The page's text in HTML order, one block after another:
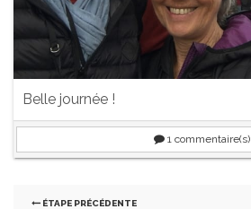
Belle journée !
1 commentaire(s)
ÉTAPE PRÉCÉDENTE